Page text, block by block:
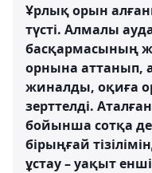
Ұрлық орын
түсті. Алмалы
басқармасының
орнына аттанып,
жиналды, оқиға
зерттелді.
бойынша сотқа
бірыңғай
ұстау – уақыт